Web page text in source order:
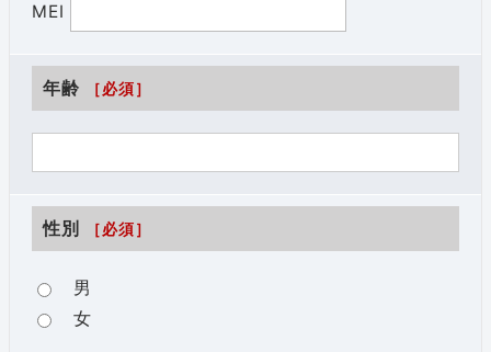
MEI
年齢 ［必須］
性別 ［必須］
男
女